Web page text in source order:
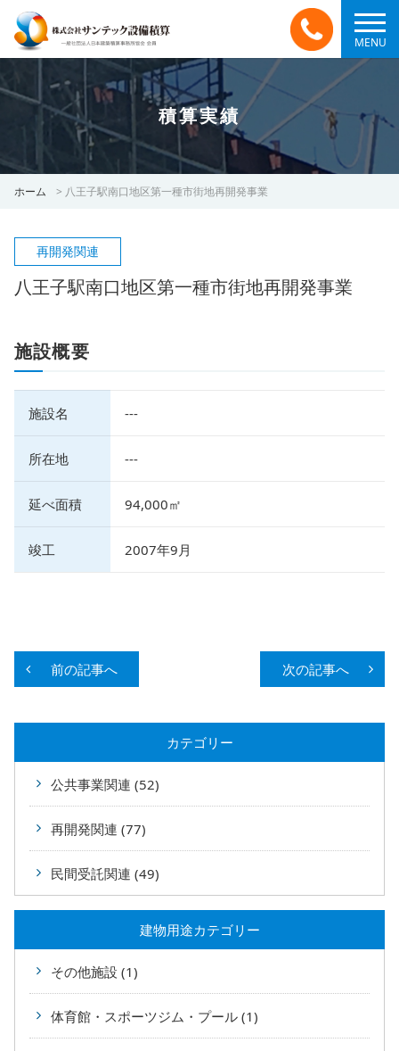
MENU
積算実績
ホーム > 八王子駅南口地区第一種市街地再開発事業
再開発関連
八王子駅南口地区第一種市街地再開発事業
施設概要
施設名 ---
所在地 ---
延べ面積 94,000㎡
竣工 2007年9月
前の記事へ 次の記事へ
カテゴリー
公共事業関連 (52)
再開発関連 (77)
民間受託関連 (49)
建物用途カテゴリー
その他施設 (1)
体育館・スポーツジム・プール (1)